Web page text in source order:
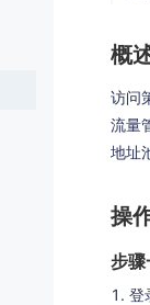
概
访问
流量
地址
操
步骤
登